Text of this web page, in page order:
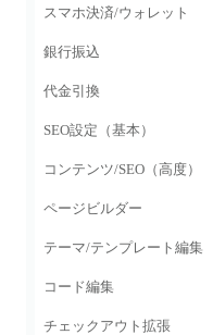
スマホ決済/ウォレット
銀行振込
代金引換
SEO設定（基本）
コンテンツ/SEO（高度）
ページビルダー
テーマ/テンプレート編集
コード編集
チェックアウト拡張